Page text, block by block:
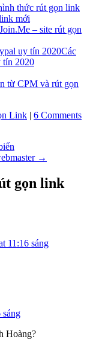
thức rút gọn link
mới
– site rút gọn
Các
tín 2020
từ CPM và rút gọn
Link | 6 Comments
→
gọn link
11:16 sáng
Hoàng?